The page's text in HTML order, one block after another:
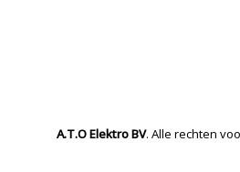
A.T.O Elektro BV. Alle rechten